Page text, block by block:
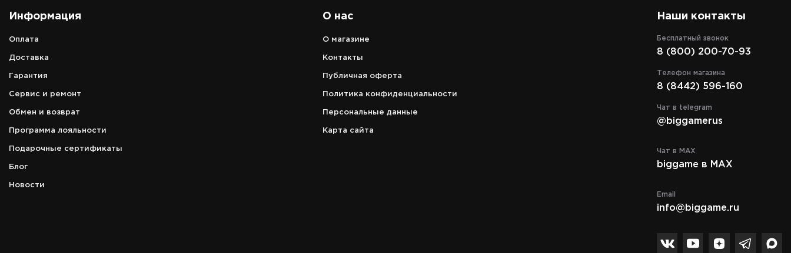
Информация
Оплата
Доставка
Гарантия
Сервис и ремонт
Обмен и возврат
Программа лояльности
Подарочные сертификаты
Блог
Новости
О нас
О магазине
Контакты
Публичная оферта
Политика конфиденциальности
Персональные данные
Карта сайта
Наши контакты
Бесплатный звонок
8 (800) 200-70-93
Телефон магазина
8 (8442) 596-160
Чат в telegram
@biggamerus
Чат в MAX
biggame в MAX
Email
info@biggame.ru